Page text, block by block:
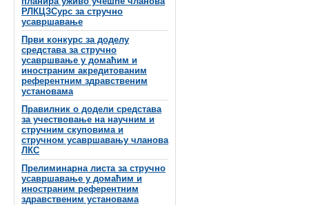
РЛКЦЗСурс за стручно
усавршавање
Први конкурс за доделу
средстава за стручно
усавршвање у домаћим и
иностраним акредитованим
референтним здравственим
установама
Правилник о додели средстава
за учествовање на научним и
стручним скуповима и
стручном усавршавању чланова
ЛКС
Прелиминарна листа за стручно
усавршавање у домаћим и
иностраним референтним
здравственим установама